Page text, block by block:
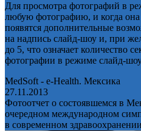
Для просмотра фотографий в
любую фотографию, и когда она
появятся дополнительные
на надпись слайд-шоу и, при
до 5, что означает количество
фотографии в режиме слайд-
MedSoft - e-Health. Мексика
27.11.2013
Фотоотчет о состоявшемся в
очередном международном
в современном